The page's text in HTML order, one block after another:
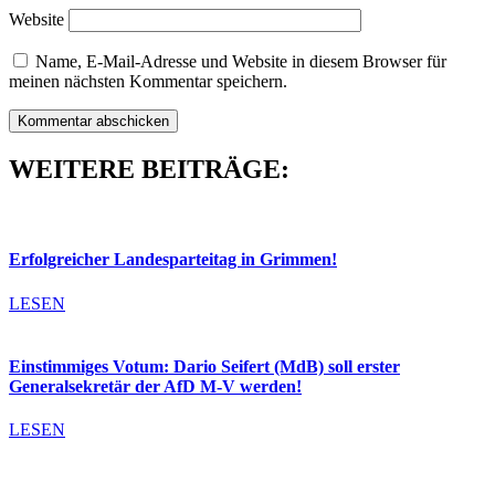
Website
Name, E-Mail-Adresse und Website in diesem Browser für
meinen nächsten Kommentar speichern.
WEITERE BEITRÄGE:
Erfolgreicher Landesparteitag in Grimmen!
LESEN
Einstimmiges Votum: Dario Seifert (MdB) soll erster
Generalsekretär der AfD M-V werden!
LESEN